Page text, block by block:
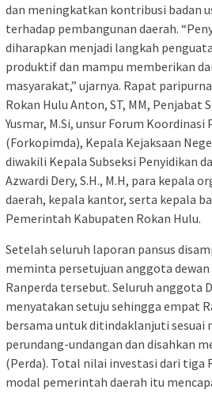
dan meningkatkan kontribusi badan
terhadap pembangunan daerah.
diharapkan menjadi langkah
produktif dan mampu memberikan
masyarakat,” ujarnya. Rapat
Rokan Hulu Anton, ST, MM, Penjabat
Yusmar, M.Si, unsur Forum Koordinasi
(Forkopimda), Kepala Kejaksaan
diwakili Kepala Subseksi Penyidikan
Azwardi Dery, S.H., M.H, para kepala
daerah, kepala kantor, serta kepala
Pemerintah Kabupaten Rokan Hulu.
Setelah seluruh laporan pansus
meminta persetujuan anggota
Ranperda tersebut. Seluruh anggota
menyatakan setuju sehingga empat
bersama untuk ditindaklanjuti sesuai
perundang-undangan dan disahkan
(Perda). Total nilai investasi dari tiga
modal pemerintah daerah itu